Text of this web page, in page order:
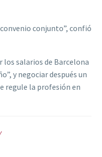
conjunto”, confió
los salarios de Barcelona
y negociar después un
regule la profesión en